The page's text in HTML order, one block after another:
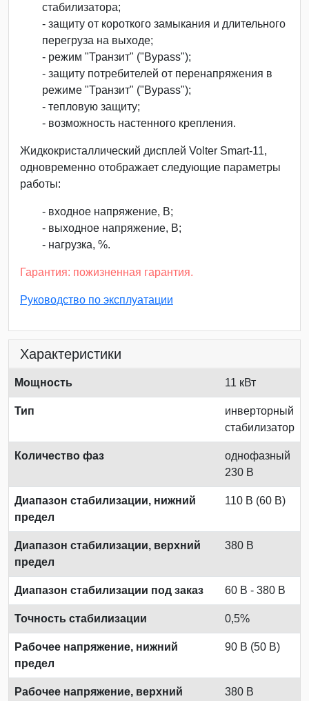
стабилизатора;
- защиту от короткого замыкания и длительного
перегруза на выходе;
- режим "Транзит" ("Bypass");
- защиту потребителей от перенапряжения в
режиме "Транзит" ("Bypass");
- тепловую защиту;
- возможность настенного крепления.
Жидкокристаллический дисплей Volter Smart-11,
одновременно отображает следующие параметры
работы:
- входное напряжение, В;
- выходное напряжение, В;
- нагрузка, %.
Гарантия: пожизненная гарантия.
Руководство по эксплуатации
Характеристики
Мощность 11 кВт
Тип
инверторный
стабилизатор
Количество фаз
однофазный
230 В
Диапазон стабилизации, нижний
предел
110 В (60 В)
Диапазон стабилизации, верхний
предел
380 В
Диапазон стабилизации под заказ 60 В - 380 В
Точность стабилизации 0,5%
Рабочее напряжение, нижний
предел
90 В (50 В)
Рабочее напряжение, верхний
380 В